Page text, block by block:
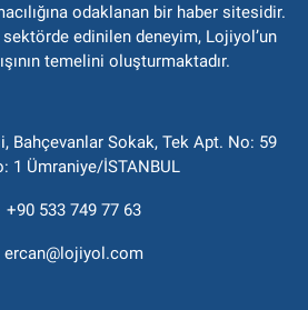
odaklanan bir haber sitesidir.
sektörde edinilen deneyim, Lojiyol’un
temelini oluşturmaktadır.
Bahçevanlar Sokak, Tek Apt. No: 59
1 Ümraniye/İSTANBUL
+90 533 749 77 63
ercan@lojiyol.com